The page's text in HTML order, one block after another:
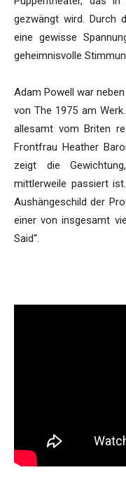
gezwängt wird. Durch
eine gewisse
geheimnisvolle
Adam Powell war
von The 1975 am Werk.
allesamt vom Briten
Frontfrau Heather
zeigt die
mittlerweile passiert
Aushängeschild der
einer von insgesamt
Said“.